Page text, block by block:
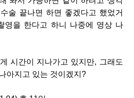
술 끝나면 하면 좋겠다고 했었거
영을 한다고 하니 나중에 영상 나
시간이 지나가고 있지만, 그래도
아지고 있는 것이겠지?